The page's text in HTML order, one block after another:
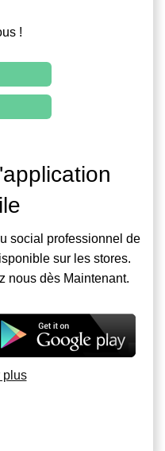
!
social professionnel de
sur les stores.
nous dès Maintenant.
plus